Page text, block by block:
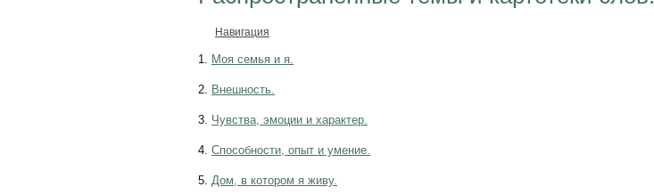
Навигация
1. Моя семья и я.
2. Внешность.
3. Чувства, эмоции и характер.
4. Способности, опыт и умение.
5. Дом, в котором я живу.